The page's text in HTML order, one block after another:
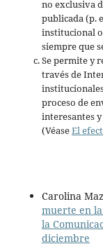
no exclusiva
publicada (p.
institucional
siempre que
Se permite y
través de
proceso de
interesantes
(VéaseEl
Carolina
muerte en
la
diciembre